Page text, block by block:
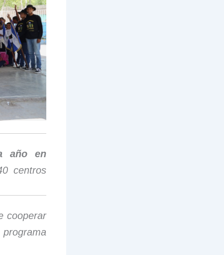
año en
centros
cooperar